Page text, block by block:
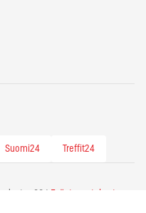
Suomi24 Treffit24